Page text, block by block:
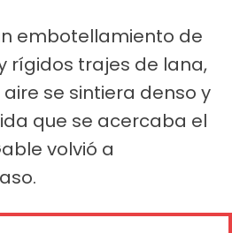
embotellamiento de
rígidos trajes de lana,
se sintiera denso y
que se acercaba el
volvió a